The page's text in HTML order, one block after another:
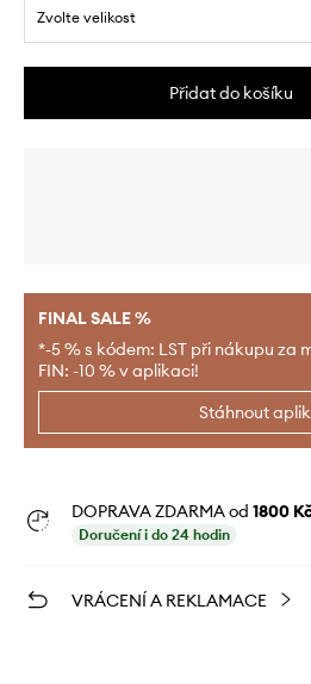
Zvolte velikost
Přidat do košíku
FINAL SALE %
*-5 % s kódem: LST při nákupu za
FIN: -10 % v aplikaci!
Stáhnout
DOPRAVA ZDARMA od 1800
Doručení i do 24 hodin
VRÁCENÍ A REKLAMACE